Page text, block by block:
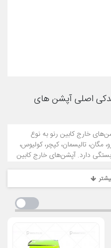
اصلی آپشن های
خارج کابین رنو به نوع
(مانند ال 90، ساندرو، مگان، تالیسمان، کپچر، کولیوس،
بستگی دارد. آپشن‌های خارج کابین
طراحی شده‌اند. در زیر، نمونه
اطلاعات بازار ارائه شده است.
رنوپخش
رنو (بر اساس اطلاعات